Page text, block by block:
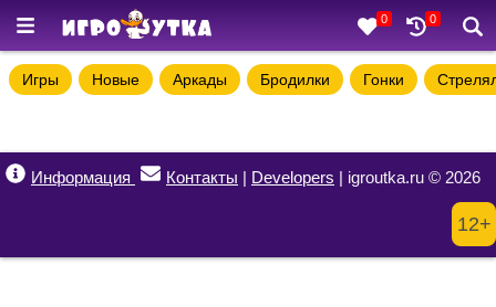
0 0
Игры Новые Аркады Бродилки Гонки
Информация Контакты | Developers | igroutka.ru © 2026
12+